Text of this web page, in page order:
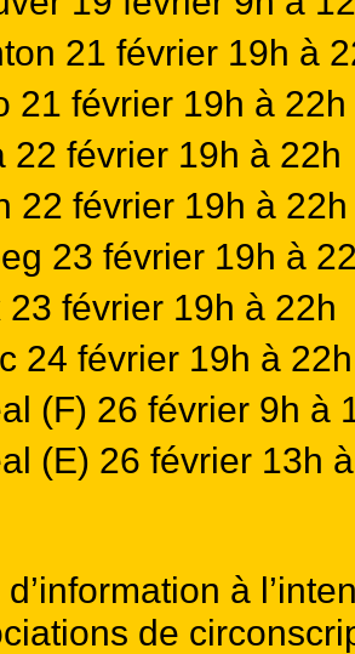
21 février 19h à
21 février 19h à 22h
22 février 19h à 22h
22 février 19h à 22h
23 février 19h à
23 février 19h à 22h
24 février 19h à 22h
(F) 26 février 9h à
(E) 26 février 13h
à
de